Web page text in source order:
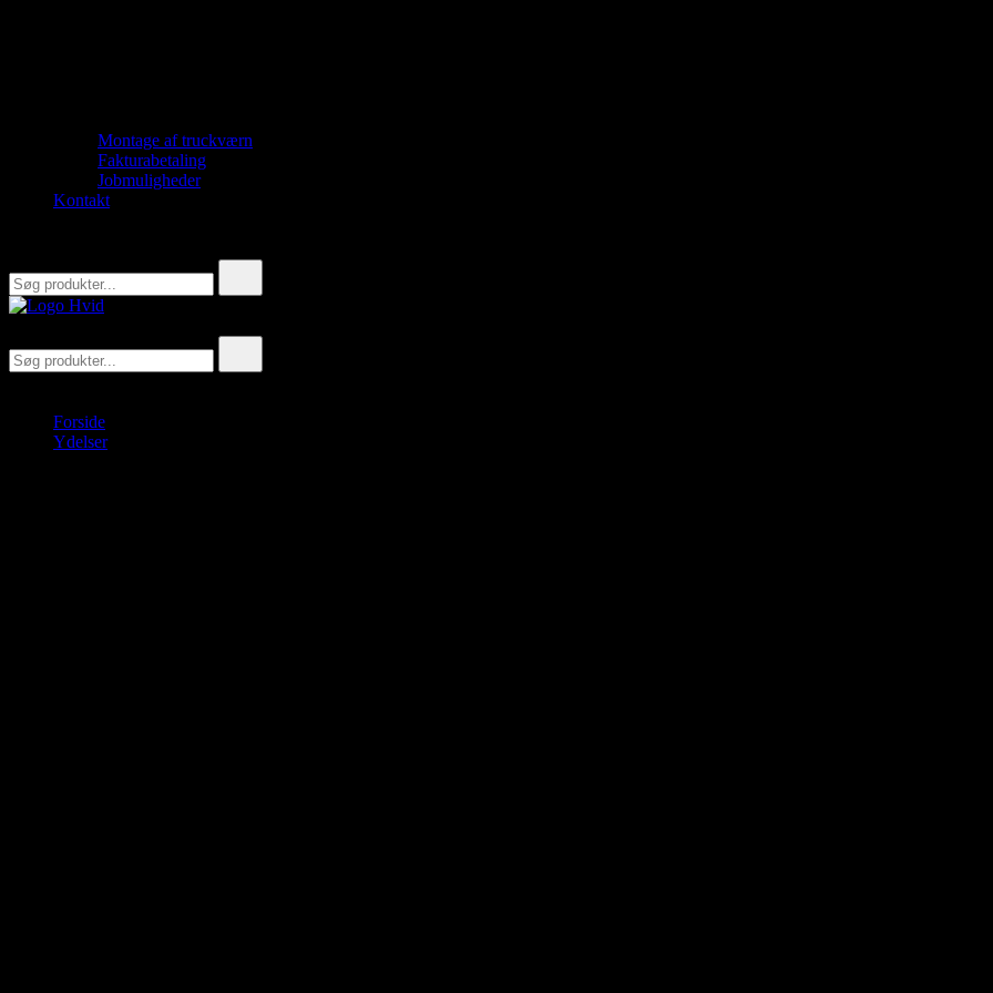
Montage af truckværn
Fakturabetaling
Jobmuligheder
Kontakt
efter:
efter:
Forside
Ydelser